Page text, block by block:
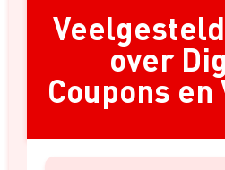
over
Coupons